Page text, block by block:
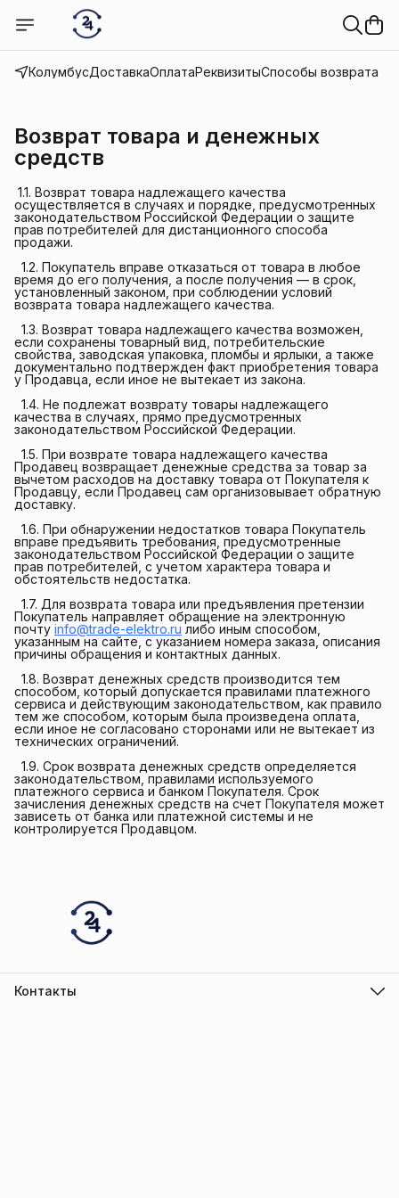
КолумбусДоставкаОплатаРеквизитыСпособы возврата
Возврат товара и денежных
средств
1.1. Возврат товара надлежащего качества
осуществляется в случаях и порядке, предусмотренных
законодательством Российской Федерации о защите
прав потребителей для дистанционного способа
продажи.
1.2. Покупатель вправе отказаться от товара в любое
время до его получения, а после получения — в срок,
установленный законом, при соблюдении условий
возврата товара надлежащего качества.
1.3. Возврат товара надлежащего качества возможен,
если сохранены товарный вид, потребительские
свойства, заводская упаковка, пломбы и ярлыки, а также
документально подтвержден факт приобретения товара
у Продавца, если иное не вытекает из закона.
1.4. Не подлежат возврату товары надлежащего
качества в случаях, прямо предусмотренных
законодательством Российской Федерации.
1.5. При возврате товара надлежащего качества
Продавец возвращает денежные средства за товар за
вычетом расходов на доставку товара от Покупателя к
Продавцу, если Продавец сам организовывает обратную
доставку.
1.6. При обнаружении недостатков товара Покупатель
вправе предъявить требования, предусмотренные
законодательством Российской Федерации о защите
прав потребителей, с учетом характера товара и
обстоятельств недостатка.
1.7. Для возврата товара или предъявления претензии
Покупатель направляет обращение на электронную
почту info@trade-elektro.ru либо иным способом,
указанным на сайте, с указанием номера заказа, описания
причины обращения и контактных данных.
1.8. Возврат денежных средств производится тем
способом, который допускается правилами платежного
сервиса и действующим законодательством, как правило
тем же способом, которым была произведена оплата,
если иное не согласовано сторонами или не вытекает из
технических ограничений.
1.9. Срок возврата денежных средств определяется
законодательством, правилами используемого
платежного сервиса и банком Покупателя. Срок
зачисления денежных средств на счет Покупателя может
зависеть от банка или платежной системы и не
контролируется Продавцом.
Контакты